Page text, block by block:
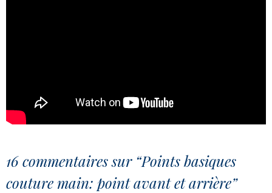
16 commentaires sur “Points basiques
couture main: point avant et arrière”